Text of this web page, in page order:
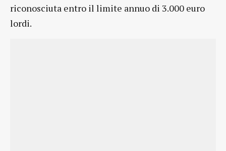
riconosciuta entro il limite annuo di 3.000 euro
lordi.